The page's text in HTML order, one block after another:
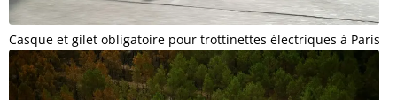
Casque et gilet obligatoire pour trottinettes électriques à Paris